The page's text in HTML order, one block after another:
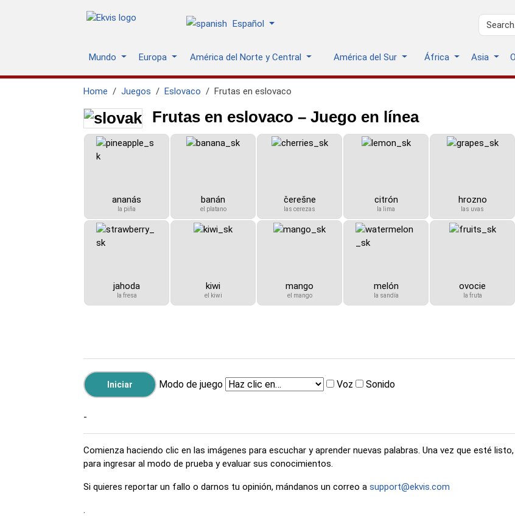
Español
Mundo Europa América del Norte y Central América del Sur África Asia
Home Juegos Eslovaco Frutas en eslovaco
Frutas en eslovaco – Juego en línea
ananás
la piña
banán
el platano
čerešne
las cerezas
citrón
la lima
hrozno
las uvas
jahoda
la fresa
kiwi
el kiwi
mango
el mango
melón
la sandía
ovocie
la fruta
Modo de juego Voz Sonido
-
Comienza haciendo clic en las imágenes para escuchar y aprender nuevas palabras. Una vez que esté
para ingresar al modo de prueba y evaluar sus conocimientos.
Si quieres reportar un fallo o darnos tu opinión, mándanos un correo a support@ekvis.com
.